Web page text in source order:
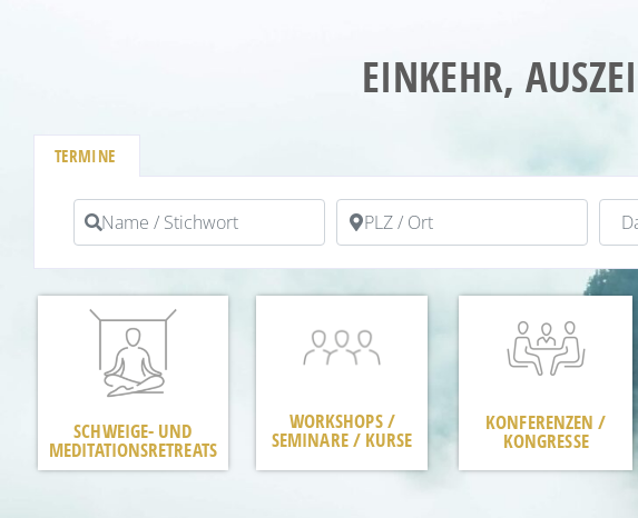
EINKEHR,
TERMINE
Name / Stichwort PLZ / Ort
SCHWEIGE- UND
MEDITATIONSRETREATS
WORKSHOPS /
SEMINARE / KURSE
KONFERENZEN /
KONGRESSE